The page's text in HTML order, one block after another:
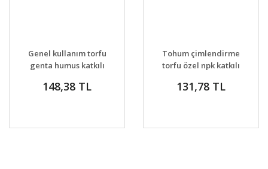
DETAYLAR SEPETE EKLE
Genel kullanım torfu
genta humus katkılı
148,38 TL
DETAYLAR
VER
Tohum çimlendirme
torfu özel npk katkılı
çimlendirme toprağı
131,78 TL